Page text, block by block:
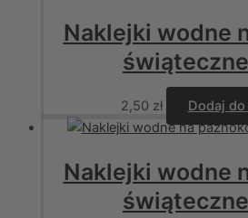
Naklejki wodne
2,50 zł Dodaj
Naklejki wodne